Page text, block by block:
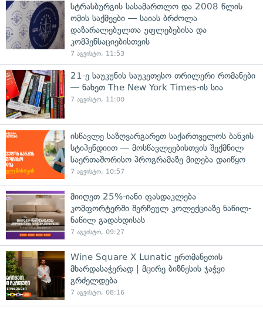
სტრასბურგის სასამართლო და 2008 წლის
ომის საქმეები — საიას ბრძოლა
დაზარალებულთა უფლებებისა და
კომპენსაციებისთვის
7 აგვისტო, 11:53
21-ე საუკუნის საუკეთესო თრილერი რომანები
— ნახეთ The New York Times-ის სია
7 აგვისტო, 11:00
ისწავლე საზღვარგარეთ საქართველოს ბანკის
სტიპენდიით — მოსწავლეებისთვის შექმნილ
საერთაშორისო პროგრამაზე მიღება დაიწყო
7 აგვისტო, 10:57
მიიღეთ 25%-იანი ფასდაკლება
კომფორტერში შერჩეულ კოლექციაზე ნაწილ-
ნაწილ გადახდისას
7 აგვისტო, 09:27
Wine Square X Lunatic ერთმანეთის
მხარდასაჭერად | მცირე ბიზნესის ჯაჭვი
გრძელდება
7 აგვისტო, 08:16